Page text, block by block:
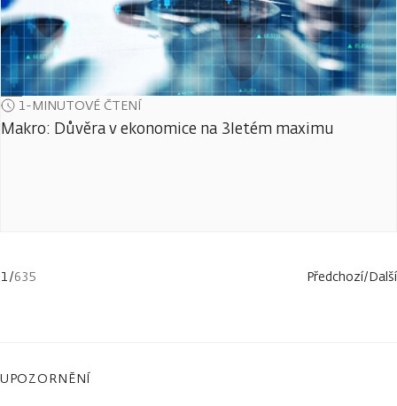
1-MINUTOVÉ ČTENÍ
Makro: Důvěra v ekonomice na 3letém maximu
1/635 Předchozí/Další
UPOZORNĚNÍ